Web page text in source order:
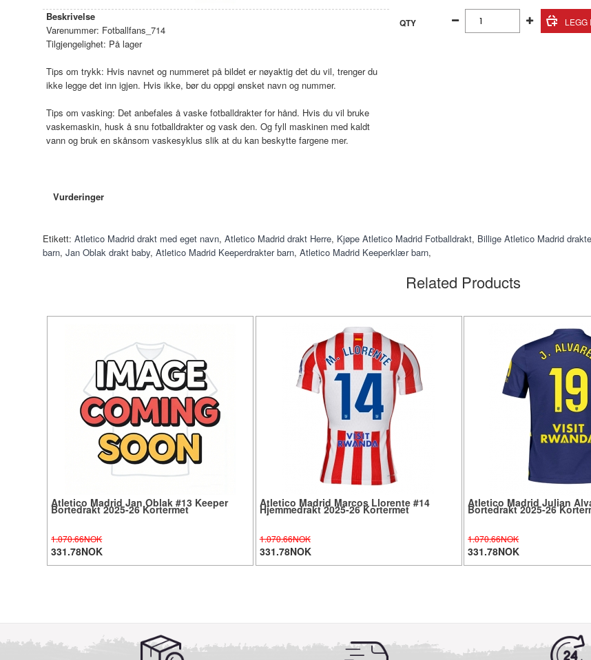
Beskrivelse
Varenummer: Fotballfans_714
Tilgjengelighet: På lager
Tips om trykk: Hvis navnet og nummeret på bildet er nøyaktig det du vil, trenger du
ikke legge det inn igjen. Hvis ikke, bør du oppgi ønsket navn og nummer.
Tips om vasking: Det anbefales å vaske fotballdrakter for hånd. Hvis du vil bruke
vaskemaskin, husk å snu fotballdrakter og vask den. Og fyll maskinen med kaldt
vann og bruk en skånsom vaskesyklus slik at du kan beskytte fargene mer.
QTY
Vurderinger
Etikett: Atletico Madrid drakt med eget navn, Atletico Madrid drakt Herre, Kjøpe Atletico Madrid Fotballdrakt, Billige Atletico Madrid
barn, Jan Oblak drakt baby, Atletico Madrid Keeperdrakter barn, Atletico Madrid Keeperklær barn,
Related Products
Atletico Madrid Jan Oblak #13 Keeper
Bortedrakt 2025-26 Kortermet
1.070.66NOK
331.78NOK
Atletico Madrid Marcos Llorente #14
Hjemmedrakt 2025-26 Kortermet
1.070.66NOK
331.78NOK
Atletico Madrid Julian
Bortedrakt 2025-26
1.070.66NOK
331.78NOK